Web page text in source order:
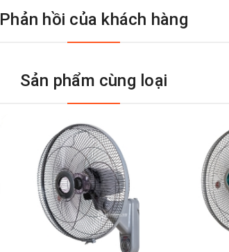
Phản hồi của khách hàng
Sản phẩm cùng loại